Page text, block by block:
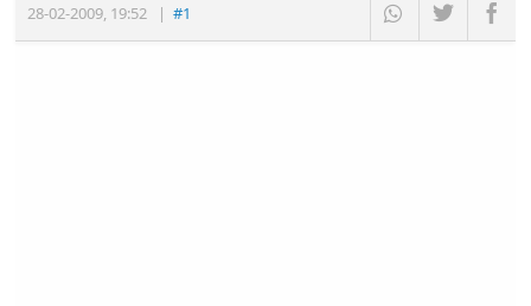
28-02-2009, 19:52 |#1